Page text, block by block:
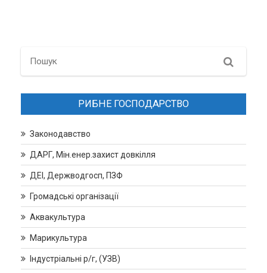
Search
РИБНЕ ГОСПОДАРСТВО
Законодавство
ДАРГ, Мін.енер.захист довкілля
ДЕІ, Держводгосп, ПЗФ
Громадські організації
Аквакультура
Марикультура
Індустріальні р/г, (УЗВ)